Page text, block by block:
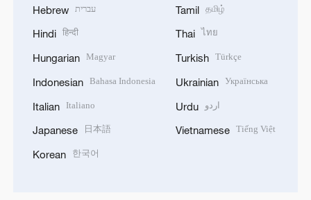
Hebrew עברית
Hindi हिन्दी
Hungarian Magyar
Indonesian Bahasa Indonesia
Italian Italiano
Japanese 日本語
Korean 한국어
Tamil தமிழ்
Thai ไทย
Turkish Türkçe
Ukrainian Українська
Urdu اردو
Vietnamese Tiếng Việt